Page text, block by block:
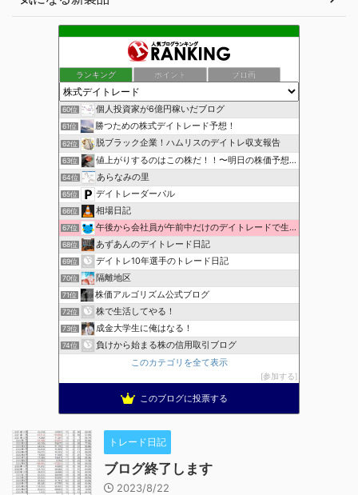
ランキング ポイント ブロ画
60位 個人投資家が6億円稼いだブログ
61位 勝つための株式デイトレード予想！
62位 脱ブラック企業！ハムリスのデイトレ収支報告
63位 値上がりするのはこの株だ！！〜明日の株価予想〜
64位 あらなみの里
65位 デイトレーダーパル
66位 相場日記
67位 午後から会社員が午前中だけのデイトレードで生活費を稼ぐ！
68位 あずあんのデイトレード日記
69位 デイトレ10年選手のトレード日記
70位 隔離地区
71位 株価アルゴリズム公式ブログ
72位 株で生活してやる！
73位 成金大学生に俺はなる！
74位
負けから始まる株の信用取引ブログ
このカテゴリを全て表示
参加する
このブログに投票する
トレード日記
ブログ終了します
2023/8/22